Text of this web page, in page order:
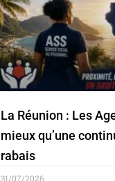
La Réunion : Les
mieux qu’une
rabais
31/07/2026